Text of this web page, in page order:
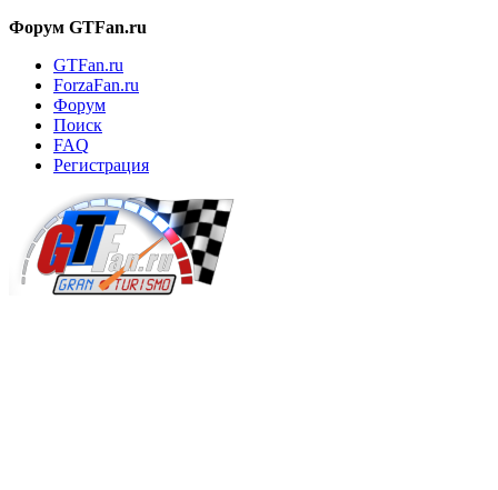
Форум GTFan.ru
GTFan.ru
ForzaFan.ru
Форум
Поиск
FAQ
Регистрация